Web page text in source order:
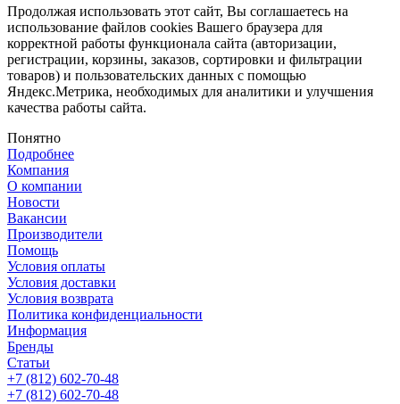
Продолжая использовать этот сайт, Вы соглашаетесь на
использование файлов cookies Вашего браузера для
корректной работы функционала сайта (авторизации,
регистрации, корзины, заказов, сортировки и фильтрации
товаров) и пользовательских данных с помощью
Яндекс.Метрика, необходимых для аналитики и улучшения
качества работы сайта.
Понятно
Подробнее
Компания
О компании
Новости
Вакансии
Производители
Помощь
Условия оплаты
Условия доставки
Условия возврата
Политика конфиденциальности
Информация
Бренды
Статьи
+7 (812) 602-70-48
+7 (812) 602-70-48